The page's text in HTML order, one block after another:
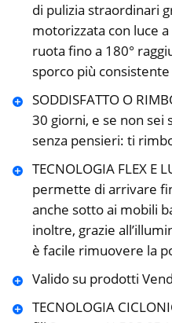
di pulizia straordinari
motorizzata con luce
ruota fino a 180°
sporco più
SODDISFATTO O
30 giorni, e se non
senza pensieri: ti
TECNOLOGIA FLEX E
permette di arrivare
anche sotto ai mobili
inoltre, grazie
è facile rimuovere la
Valido su prodotti
TECNOLOGIA